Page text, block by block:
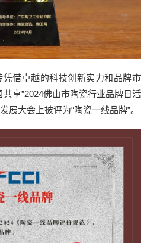
凭借卓越的科技创新实力和品牌市
享”2024佛山市陶瓷行业品牌日活
展大会上被评为“陶瓷一线品牌”。